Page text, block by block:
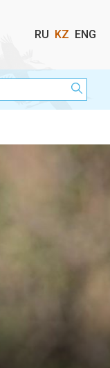
Выбор
RU KZ ENG